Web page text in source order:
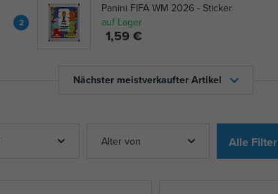
2
Panini FIFA WM 2026 - Sticker
auf Lager
1,59 €
Nächster meistverkaufter Artikel
Alter von Alle Filter